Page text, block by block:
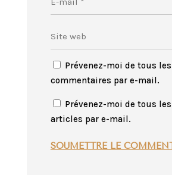
Prévenez-moi de tous
commentaires par e-mail.
Prévenez-moi de tous
articles par e-mail.
SOUMETTRE LE